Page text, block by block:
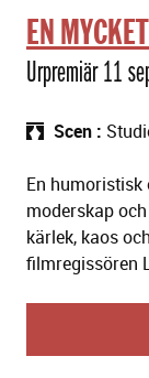
EN
Urpremiär 11
Scen
En humoristisk
moderskap
kärlek, kaos
filmregissören